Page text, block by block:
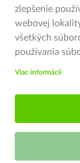
zlepšenie
webovej
všetkých
používania
Viac informácii